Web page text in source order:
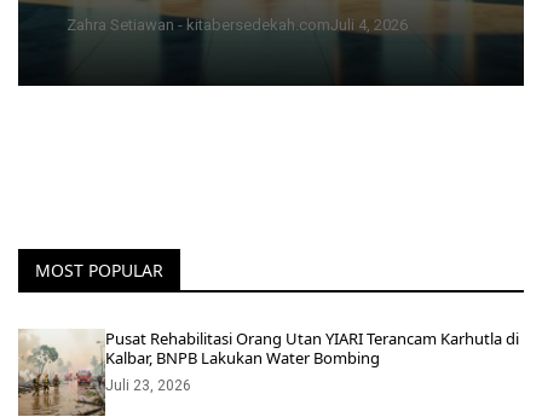
Zahra Setiawan - kitabersedekah.comJuli 4, 2026
MOST POPULAR
Pusat Rehabilitasi Orang Utan YIARI Terancam Karhutla di
Kalbar, BNPB Lakukan Water Bombing
Juli 23, 2026